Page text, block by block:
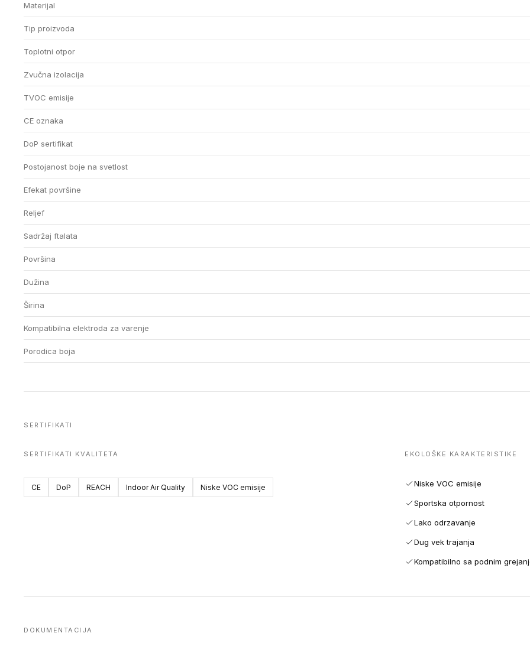
Materijal
Tip proizvoda
Toplotni otpor
Zvučna izolacija
TVOC emisije
CE oznaka
DoP sertifikat
Postojanost boje na svetlost
Efekat površine
Reljef
Sadržaj ftalata
Površina
Dužina
Širina
Kompatibilna elektroda za varenje
Porodica boja
SERTIFIKATI
SERTIFIKATI KVALITETA
CE DoP REACH Indoor Air Quality Niske VOC emisije
EKOLOŠKE KARAKTERISTIKE
Niske VOC emisije
Sportska otpornost
Lako odrzavanje
Dug vek trajanja
Kompatibilno sa podnim
DOKUMENTACIJA